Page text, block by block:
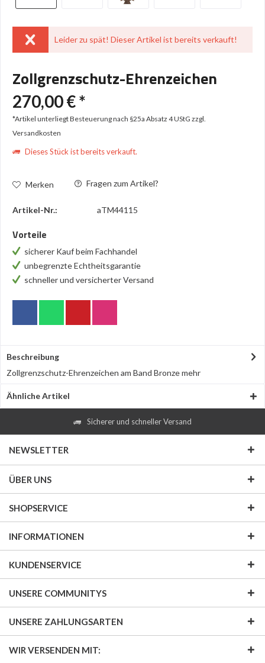
Leider zu spät! Dieser Artikel ist bereits verkauft!
Zollgrenzschutz-Ehrenzeichen
270,00 € *
*Artikel unterliegt Besteuerung nach §25a Absatz 4 UStG zzgl.
Versandkosten
Dieses Stück ist bereits verkauft.
Merken Fragen zum Artikel?
Artikel-Nr.: aTM44115
Vorteile
sicherer Kauf beim Fachhandel
unbegrenzte Echtheitsgarantie
schneller und versicherter Versand
Beschreibung
Zollgrenzschutz-Ehrenzeichen am Band Bronzemehr
Ähnliche Artikel
Sicherer und schneller Versand
NEWSLETTER
ÜBER UNS
SHOPSERVICE
INFORMATIONEN
KUNDENSERVICE
UNSERE COMMUNITYS
UNSERE ZAHLUNGSARTEN
WIR VERSENDEN MIT: